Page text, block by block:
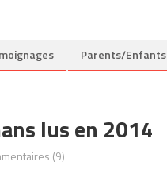
Parents/Enfants
lus en 2014
(9)